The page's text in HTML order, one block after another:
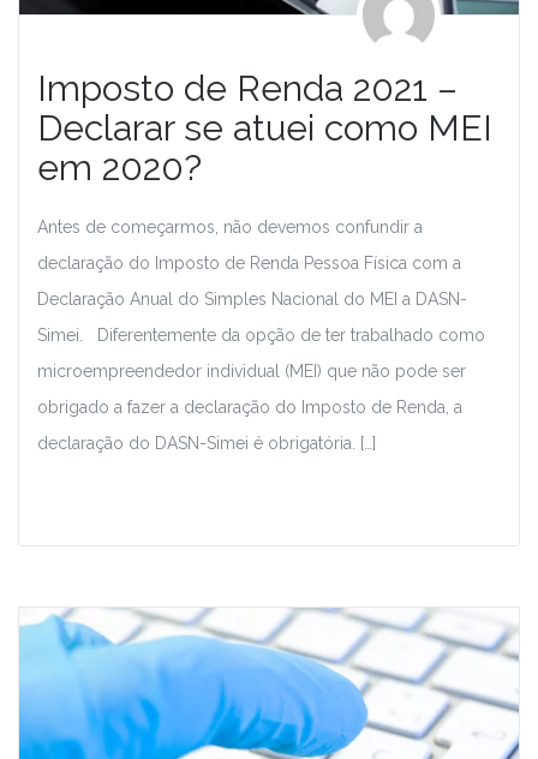
Imposto de Renda 2021 –
Declarar se atuei como MEI
em 2020?
Antes de começarmos, não devemos confundir a
declaração do Imposto de Renda Pessoa Física com a
Declaração Anual do Simples Nacional do MEI a DASN-
Simei. Diferentemente da opção de ter trabalhado como
microempreendedor individual (MEI) que não pode ser
obrigado a fazer a declaração do Imposto de Renda, a
declaração do DASN-Simei é obrigatória. […]